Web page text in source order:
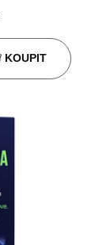
KOUPIT